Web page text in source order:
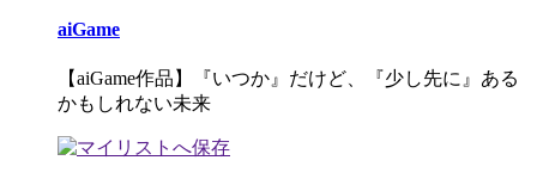
aiGame
【aiGame作品】『いつか』だけど、『少し先に』ある
かもしれない未来